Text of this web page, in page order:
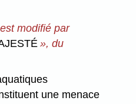
modifié par
», du
une menace